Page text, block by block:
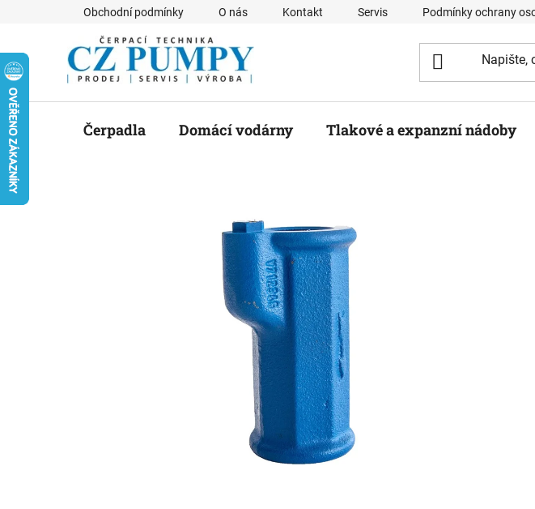
Obchodní podmínky O nás Kontakt Servis Podmínky ochrany
Čerpadla Domácí vodárny Tlakové a expanzní nádoby